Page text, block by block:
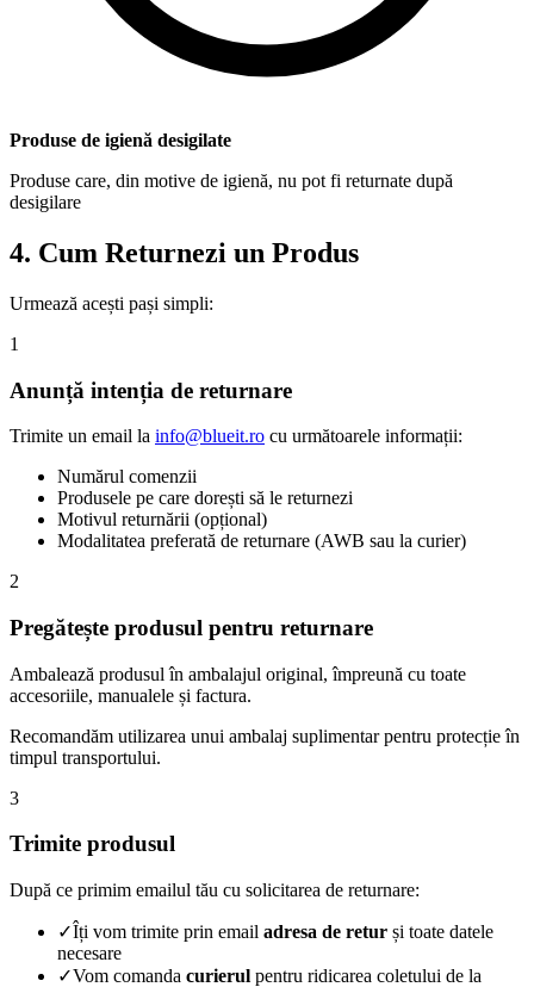
Produse de igienă desigilate
Produse care, din motive de igienă, nu pot fi returnate după
desigilare
4. Cum Returnezi un Produs
Urmează acești pași simpli:
1
Anunță intenția de returnare
Trimite un email la info@blueit.ro cu următoarele informații:
Numărul comenzii
Produsele pe care dorești să le returnezi
Motivul returnării (opțional)
Modalitatea preferată de returnare (AWB sau la curier)
2
Pregătește produsul pentru returnare
Ambalează produsul în ambalajul original, împreună cu toate
accesoriile, manualele și factura.
Recomandăm utilizarea unui ambalaj suplimentar pentru protecție în
timpul transportului.
3
Trimite produsul
După ce primim emailul tău cu solicitarea de returnare:
✓Îți vom trimite prin email adresa de retur și toate datele
necesare
✓Vom comanda curierul pentru ridicarea coletului de la